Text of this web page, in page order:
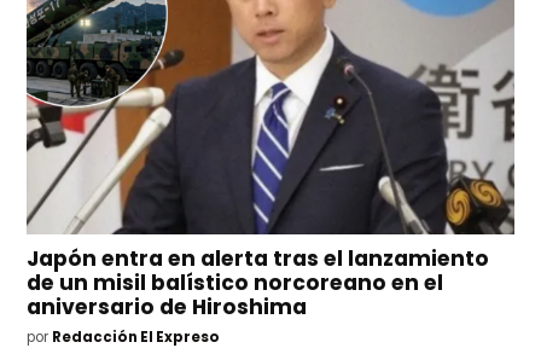
Japón entra en alerta tras el lanzamiento
de un misil balístico norcoreano en el
aniversario de Hiroshima
por Redacción El Expreso